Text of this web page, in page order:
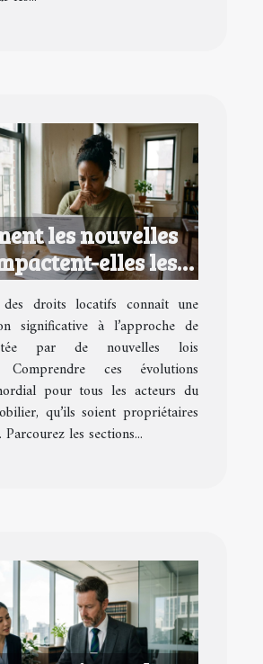
les nouvelles
elles les
en 2026 ?
droits locatifs connaît une
significative à l’approche de
par de nouvelles lois
Comprendre ces évolutions
pour tous les acteurs du
qu’ils soient propriétaires
les sections...